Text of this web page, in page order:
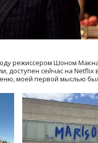
режиссером Шоном
доступен сейчас на Netflix
моей первой мыслью